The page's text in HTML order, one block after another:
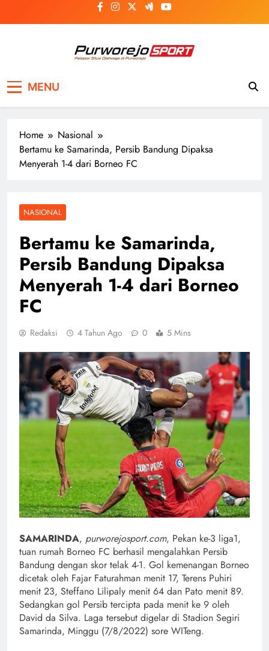
to
MENU
Home
Nasional
Bertamu ke Samarinda, Persib Bandung Dipaksa
Menyerah 1-4 dari Borneo FC
NASIONAL
Bertamu ke Samarinda,
Persib Bandung Dipaksa
Menyerah 1-4 dari Borneo
FC
Redaksi 4 Tahun Ago 0 5 Mins
SAMARINDA, purworejosport.com, Pekan ke-3 liga1,
tuan rumah Borneo FC berhasil mengalahkan Persib
Bandung dengan skor telak 4-1. Gol kemenangan Borneo
dicetak oleh Fajar Faturahman menit 17, Terens Puhiri
menit 23, Steffano Lilipaly menit 64 dan Pato menit 89.
Sedangkan gol Persib tercipta pada menit ke 9 oleh
David da Silva. Laga tersebut digelar di Stadion Segiri
Samarinda, Minggu (7/8/2022) sore WITeng.